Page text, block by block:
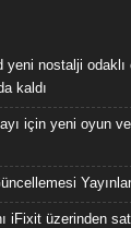
nostalji odaklı
kaldı
için yeni oyun
iFixit üzerinden